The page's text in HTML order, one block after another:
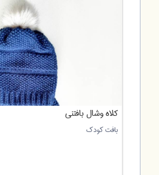
کلاه وشال بافتنی
بافت کودک